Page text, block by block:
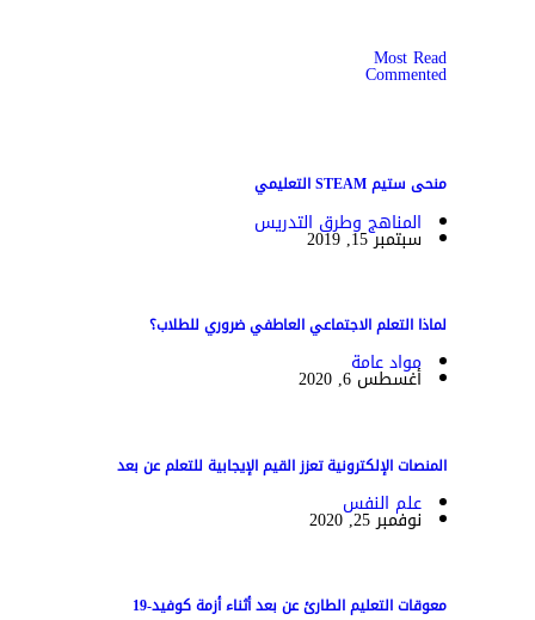
Most Read
Commented
منحى ستيم STEAM التعليمي
المناهج وطرق التدريس
سبتمبر 15, 2019
لماذا التعلم الاجتماعي العاطفي ضروري للطلاب؟
مواد عامة
أغسطس 6, 2020
المنصات الإلكترونية تعزز القيم الإيجابية للتعلم عن بعد
علم النفس
نوفمبر 25, 2020
معوقات التعليم الطارئ عن بعد أثناء أزمة كوفيد-19